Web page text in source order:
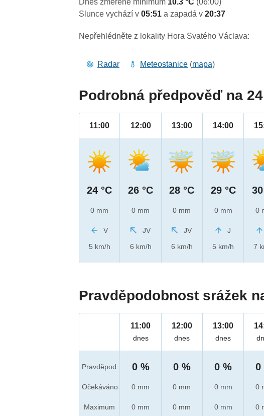
Dnes změřené minimum 10.3 °C (06:00)
Slunce vychází v05:51a zapadá v20:37
Nepřehlédněte z lokality Hora Svatého Václava:
Radar Meteostanice (mapa)
Podrobná předpověď na
11:00
24 °C
0 mm
V
5 km/h
12:00
26 °C
0 mm
JV
6 km/h
13:00
28 °C
0 mm
JV
6 km/h
14:00
29 °C
0 mm
J
5 km/h
0
7
Pravděpodobnost srážek
Pravděpod.
Očekáváno
Maximum
11:00
dnes
0 %
0 mm
0 mm
12:00
dnes
0 %
0 mm
0 mm
13:00
dnes
0 %
0 mm
0 mm
0
0
0